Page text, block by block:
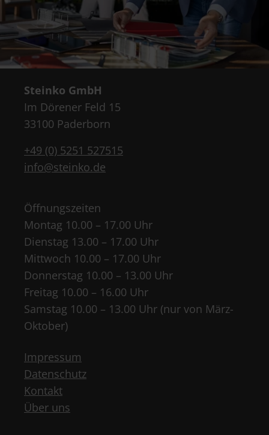
Steinko GmbH
Im Dörener Feld 15
33100 Paderborn
+49 (0) 5251 527515
info@steinko.de
Öffnungszeiten
Montag 10.00 – 17.00 Uhr
Dienstag 13.00 – 17.00 Uhr
Mittwoch 10.00 – 17.00 Uhr
Donnerstag 10.00 – 13.00 Uhr
Freitag 10.00 – 16.00 Uhr
Samstag 10.00 – 13.00 Uhr (nur von März-
Oktober)
Impressum
Datenschutz
Kontakt
Über uns